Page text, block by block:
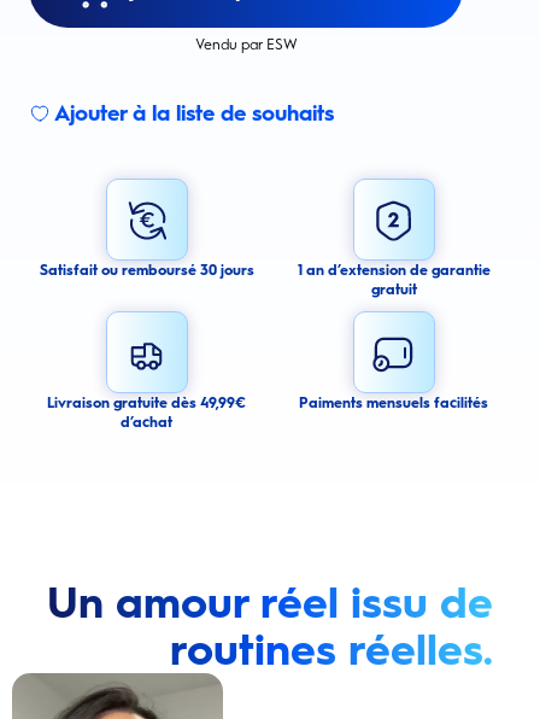
Vendu par ESW
Ajouter à la liste de souhaits
I agree to receive email alerts about this product.
By signing up for email alerts, you agree to receive email
communications regarding this product. We may use your email address
to send you email messages about product availability. We process your
personal data as stated in our Privacy Policy. You may withdraw your
consent or manage your email preferences at any time.
Cancel
Satisfait ou remboursé 30 jours
1 an d’extension de garantie
gratuit
Livraison gratuite dès 49,99€
d’achat
Paiments mensuels facilités
Un amour réel issu de
routines réelles.
Lire la vidéo : Une jeune femme montre comment elle a amélioré l’apparence de ses dents